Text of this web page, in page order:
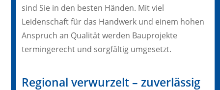
sind Sie in den besten Händen. Mit viel
Leidenschaft für das Handwerk und einem hohen
Anspruch an Qualität werden Bauprojekte
termingerecht und sorgfältig umgesetzt.
Regional verwurzelt – zuverlässig